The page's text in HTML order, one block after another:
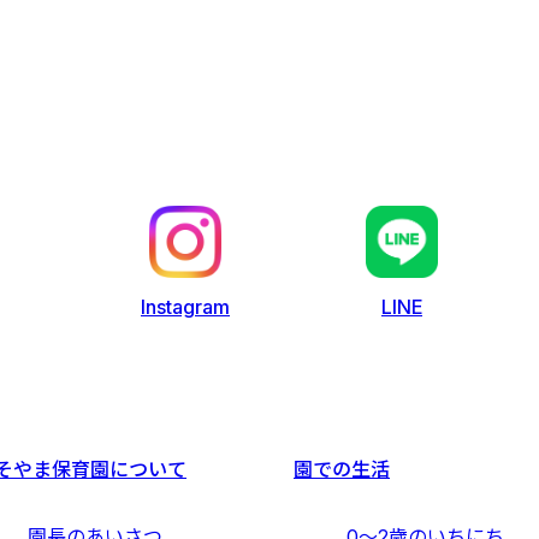
Instagram LINE
やま保育園について 園での生活